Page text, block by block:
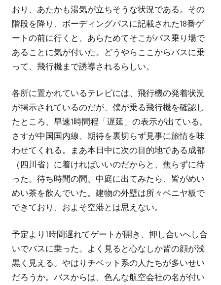
おり、あたかも湯気が立ちそうな状況である。その
階段を降り、ボーディングパスに記載された18番ゲ
ートの前に行くと、あらためてそこがバス乗り場で
あることに気が付いた。どうやらここからバスに乗
って、飛行機まで誘導されるらしい。
各所に置かれているテレビには、飛行機の発着状況
が掲示されているのだが、僕が乗る飛行機を確認し
たところ、早速1時間程「遅延」の表示が出ている。
さすが中国国内線、期待を裏切らず見事に旅情を味
わせてくれる。まあ本日中に次の目的地である成都
（四川省）に着ければいいのだからと、焦らずに待
った。待ち時間の間、中庭に出てみたら、皆がめい
めい茶を飲んでいた。建物の外壁は所々ベニヤ板で
できており、およそ空港とは思えない。
予定より1時間遅れてゲートが開き、押し合いへし合
いでバスに乗った。よく見ると心なしか皆の顔が浅
黒く見える。やはりチベット系の人たちが多いせい
だろうか。バスからは、色んな航空会社の名が付い